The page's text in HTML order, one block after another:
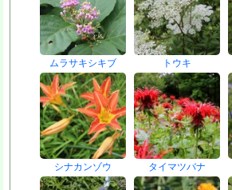
ムラサキシキブ トウキ
シナカンゾウ タイマツバナ